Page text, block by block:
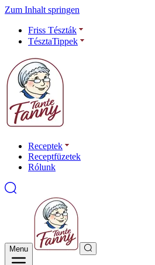
Zum Inhalt springen
Friss Tészták
TésztaTippek
Receptek
Receptfüzetek
Rólunk
Menu